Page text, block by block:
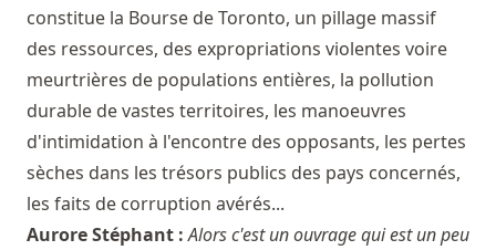
constitue la Bourse de Toronto, un pillage massif
des ressources, des expropriations violentes voire
meurtrières de populations entières, la pollution
durable de vastes territoires, les manoeuvres
d'intimidation à l'encontre des opposants, les pertes
sèches dans les trésors publics des pays concernés,
les faits de corruption avérés...
Aurore Stéphant :Alors c'est un ouvrage qui est un peu